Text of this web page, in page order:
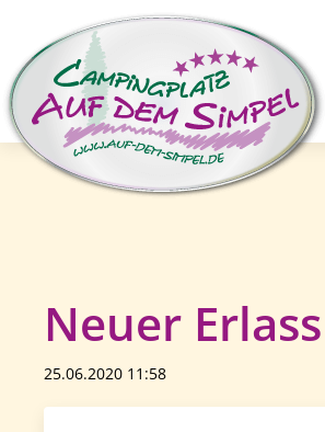
Neuer
25.06.2020 11:58